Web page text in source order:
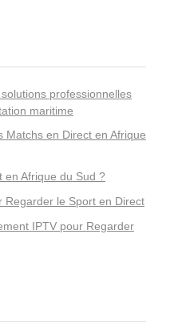
professionnelles
maritime
Matchs en Direct en Afrique
en Afrique du Sud ?
Regarder le Sport en Direct
IPTV pour Regarder